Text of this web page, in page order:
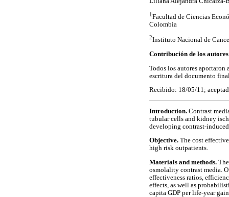
1 Facultad de Ciencias
Colombia
2Instituto Nacional de
Contribución de los
Todos los autores
escritura del documento final.
Recibido: 18/05/11;
Introduction. Contrast
tubular cells and kidney
developing contrast-
Objective. The cost
high risk outpatients.
Materials and methods.
osmolality contrast media.
effectiveness ratios,
effects, as well as
capita GDP per life-year